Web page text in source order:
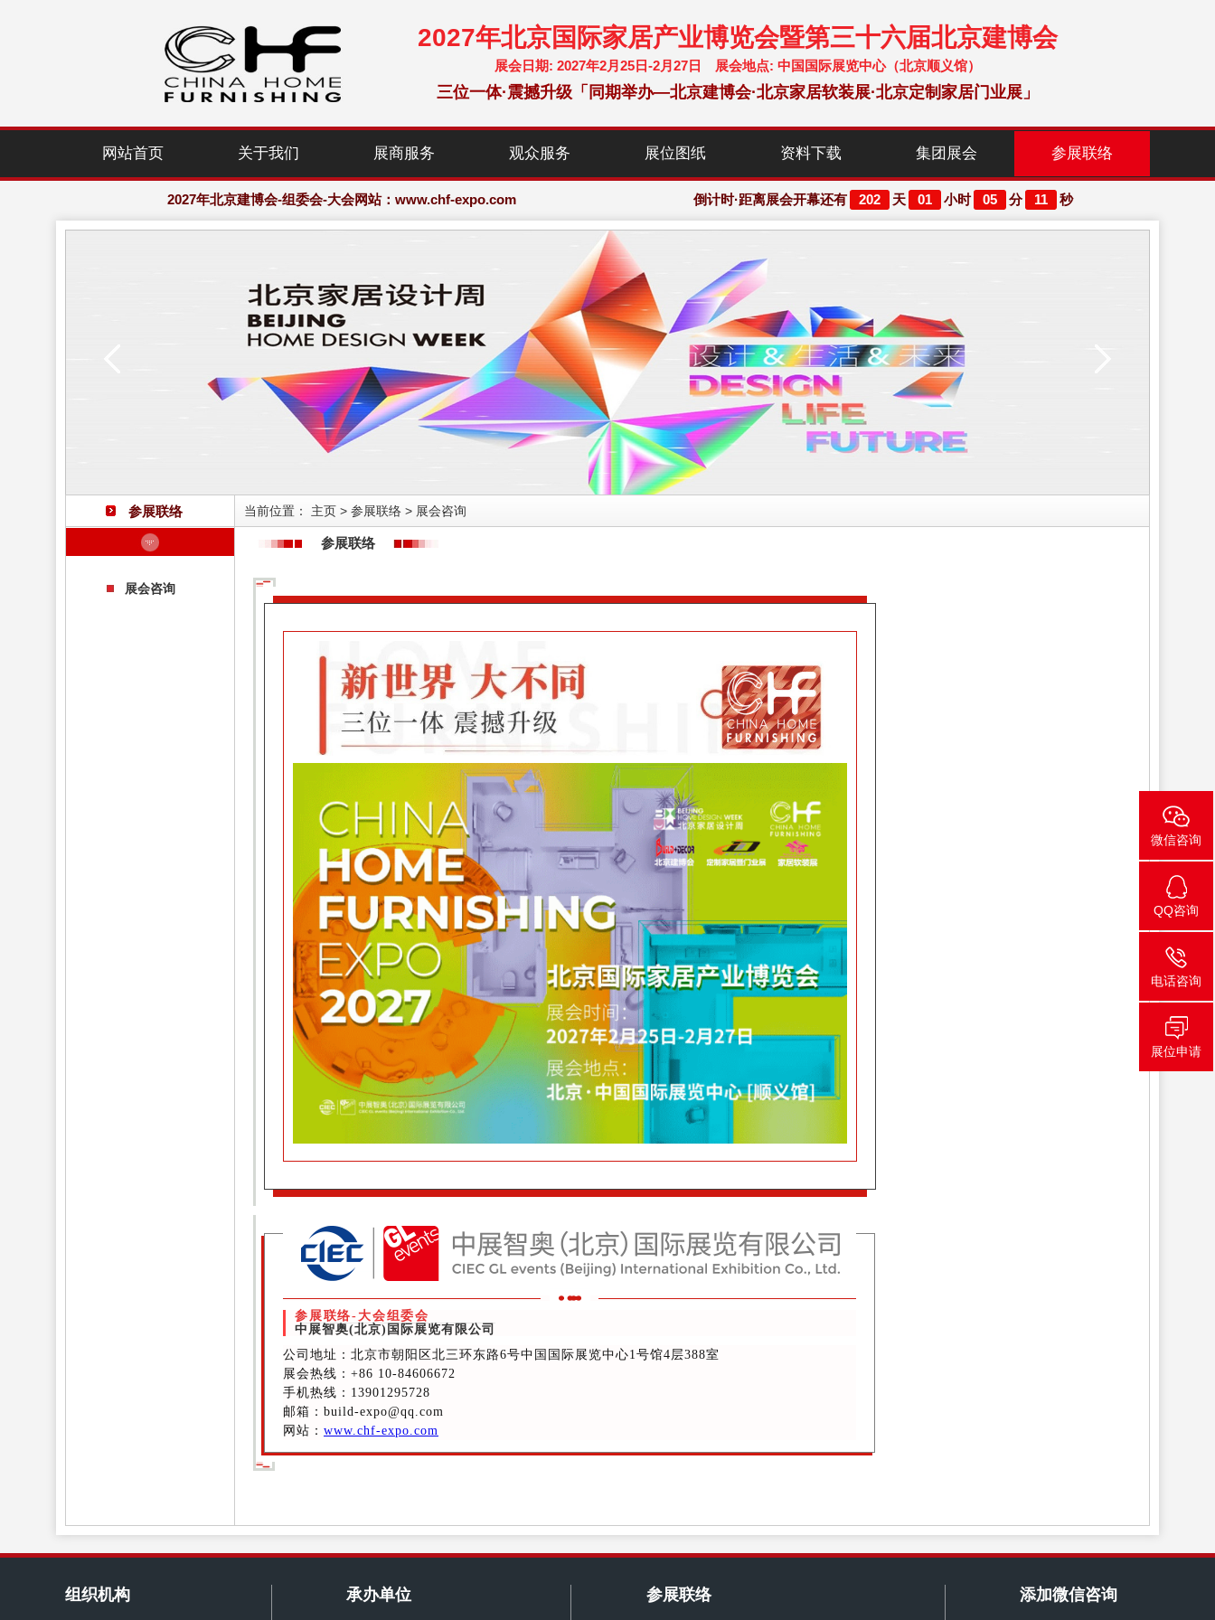
2027年北京国际家居产业博览会暨第三十六届北京建博会
展会日期: 2027年2月25日-2月27日 展会地点: 中国国际展览中心（北京顺义馆）
三位一体·震撼升级「同期举办—北京建博会·北京家居软装展·北京定制家居门业展」
网站首页 关于我们 展商服务 观众服务 展位图纸 资料下载 集团展会 参展联络
2027年北京建博会-组委会-大会网站：www.chf-expo.com
欢迎访问·2027年北京国际家居产业博览会·大会网站
倒计时·距离展会开幕还有 202 天 01 小时 05 分 10 秒
参展联络
展会咨询
当前位置： 主页 > 参展联络 > 展会咨询
参展联络
参展联络-大会组委会
中展智奥(北京)国际展览有限公司
公司地址：北京市朝阳区北三环东路6号中国国际展览中心1号馆4层388室
展会热线 ：+86 10-84606672
手机热线：13901295728
邮箱：build-expo@qq.com
网站： www.chf-expo.com
组织机构 承办单位 参展联络 添加微信咨询
微信咨询
QQ咨询
电话咨询
展位申请